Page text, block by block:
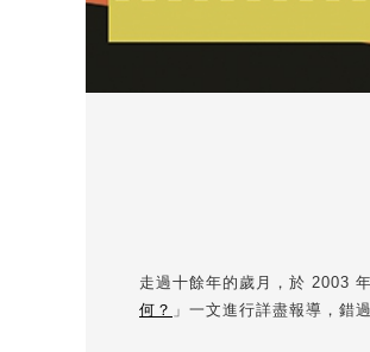
走過十餘年的歲月，於 2003
何？ 」一文進行詳盡報導，錯